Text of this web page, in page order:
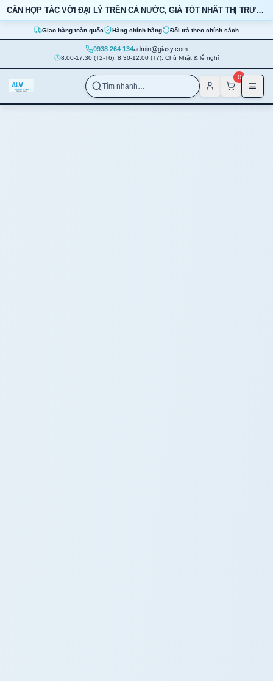
Bỏ qua nội dung CẦN HỢP TÁC VỚI ĐẠI LÝ TRÊN CẢ NƯỚC, GIÁ TỐT NHẤT THỊ TRƯỜNG
Giao hàng toàn quốc Hàng chính hãng Đổi trả theo chính sách
0938 264 134admin@giasy.com
8:00-17:30 (T2-T6), 8:30-12:00 (T7), Chủ Nhật & lễ nghỉ
Nhảy tới nội dung chính
Tìm nhanh…
0